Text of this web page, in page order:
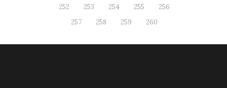
252
253 254 255
256
257
258 259 260